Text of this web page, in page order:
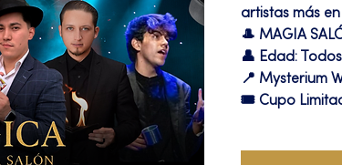
artistas más
🎩 MAGIA
👤 Edad:
📍 Mysterium
🎟️ Cupo